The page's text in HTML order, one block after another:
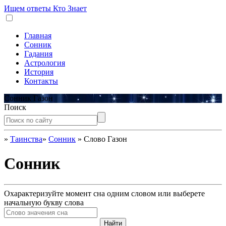
Ищем ответы Кто Знает
Главная
Сонник
Гадания
Астрология
История
Контакты
Сонник Газон
Поиск
» Таинства» Сонник » Слово Газон
Сонник
Охарактеризуйте момент сна одним словом или выберете
начальную букву слова